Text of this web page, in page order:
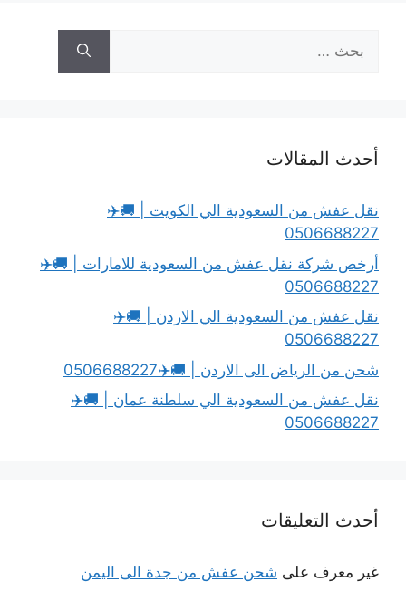
عن:
أحدث المقالات
نقل عفش من السعودية الي الكويت | 🚚✈️
0506688227
أرخص شركة نقل عفش من السعودية للامارات | 🚚✈️
0506688227
نقل عفش من السعودية الي الاردن | 🚚✈️
0506688227
شحن من الرياض الى الاردن | 🚚✈️0506688227
نقل عفش من السعودية الي سلطنة عمان | 🚚✈️
0506688227
أحدث التعليقات
غير معرف على شحن عفش من جدة الى اليمن